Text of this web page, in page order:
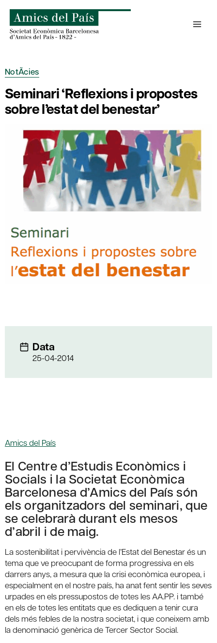
content
NotÃ­cies
Seminari ‘Reflexions i propostes
sobre l’estat del benestar’
Data
25-04-2014
Amics del País
El Centre d’Estudis Econòmics i
Socials i la Societat Econòmica
Barcelonesa d’Amics del País són
els organitzadors del seminari, que
se celebrarà durant els mesos
d’abril i de maig.
La sostenibilitat i pervivència de l’Estat del Benestar és un
tema que ve preocupant de forma progressiva en els
darrers anys, a mesura que la crisi econòmica europea, i
especialment en el nostre país, ha anat fent sentir les seves
urpades en els pressupostos de totes les AA.PP. i també
en els de totes les entitats que es dediquen a tenir cura
dels més febles de la nostra societat, i que coneixem amb
la denominació genèrica de Tercer Sector Social.